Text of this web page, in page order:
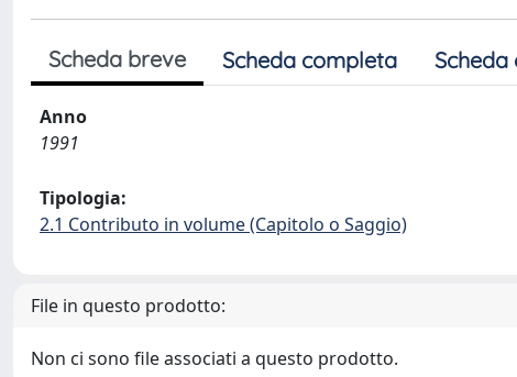
Scheda breve Scheda completa Scheda
Anno
1991
Tipologia:
2.1 Contributo in volume (Capitolo o Saggio)
File in questo prodotto:
Non ci sono file associati a questo prodotto.